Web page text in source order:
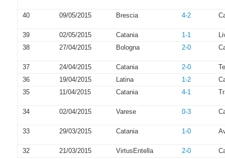
40 09/05/2015 Brescia 4-2
39 02/05/2015 Catania 1-1
38
27/04/2015 Bologna 2-0
37 24/04/2015 Catania 2-0
36
19/04/2015 Latina 1-2
35
11/04/2015 Catania 4-1
34 02/04/2015 Varese 0-3
33 29/03/2015 Catania 1-0
32 21/03/2015 VirtusEntella 2-0